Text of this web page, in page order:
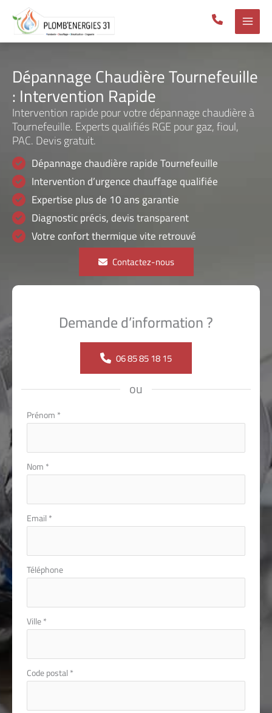
contenu
Dépannage Chaudière Tournefeuille
: Intervention Rapide
Intervention rapide pour votre dépannage chaudière à
Tournefeuille. Experts qualifiés RGE pour gaz, fioul,
PAC. Devis gratuit.
Dépannage chaudière rapide Tournefeuille
Intervention d’urgence chauffage qualifiée
Expertise plus de 10 ans garantie
Diagnostic précis, devis transparent
Votre confort thermique vite retrouvé
Contactez-nous
Demande d’information ?
06 85 85 18 15
ou
Formulaire
téléphone
Prénom*
Nom*
Email*
Téléphone
Ville*
Code postal*